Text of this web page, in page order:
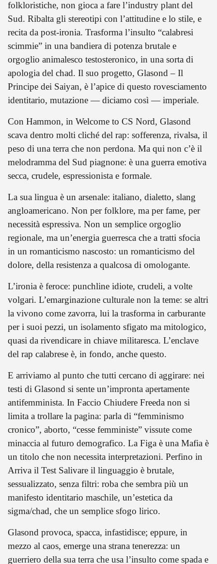
folkloristiche, non gioca a fare l’industry plant del
Sud. Ribalta gli stereotipi con l’attitudine e lo stile, e
recita da post-ironia. Trasforma l’insulto “calabresi
scimmie” in una bandiera di potenza brutale e
orgoglio animalesco testosteronico, in una sorta di
apologia del chad. Il suo progetto, Glasond – Il
Principe dei Saiyan, è l’apice di questo rovesciamento
identitario, mutazione — diciamo così — imperiale.
Con Hammon, in Welcome to CS Nord, Glasond
scava dentro molti cliché del rap: sofferenza, rivalsa, il
peso di una terra che non perdona. Ma qui non c’è il
melodramma del Sud piagnone: è una guerra emotiva
secca, crudele, espressionista e formale.
La sua lingua è un arsenale: italiano, dialetto, slang
angloamericano. Non per folklore, ma per fame, per
necessità espressiva. Non un semplice orgoglio
regionale, ma un’energia guerresca che a tratti sfocia
in un romanticismo nascosto: un romanticismo del
dolore, della resistenza a qualcosa di omologante.
L’ironia è feroce: punchline idiote, crudeli, a volte
volgari. L’emarginazione culturale non la teme: se altri
la vivono come zavorra, lui la trasforma in carburante
per i suoi pezzi, un isolamento sfigato ma mitologico,
quasi da rivendicare in chiave militaresca. L’enclave
del rap calabrese è, in fondo, anche questo.
E arriviamo al punto che tutti cercano di aggirare: nei
testi di Glasond si sente un’impronta apertamente
antifemminista. In Faccio Chiudere Freeda non si
limita a trollare la pagina: parla di “femminismo
cronico”, aborto, “cesse femministe” vissute come
minaccia al futuro demografico. La Figa è una Mafia è
un titolo che non necessita interpretazioni. Perfino in
Arriva il Test Salivare il linguaggio è brutale,
sessualizzato, senza filtri: roba che sembra più un
manifesto identitario maschile, un’estetica da
sigma/chad, che un semplice sfogo lirico.
Glasond provoca, spacca, infastidisce; eppure, in
mezzo al caos, emerge una strana tenerezza: un
guerriero della sua terra che usa l’insulto come spada e